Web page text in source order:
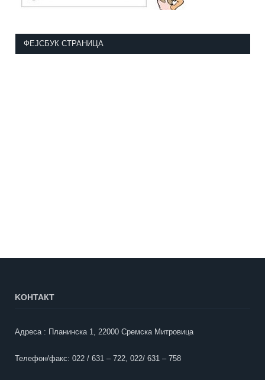
ФЕЈСБУК СТРАНИЦА
KOНТАКТ
Адреса : Планинска 1, 22000 Сремска Митровица
Телефон/факс: 022 / 631 – 722, 022/ 631 – 758